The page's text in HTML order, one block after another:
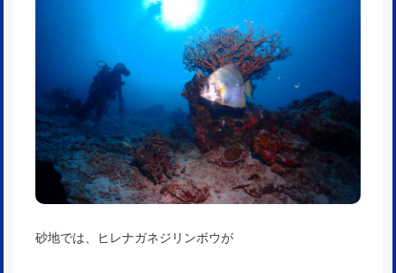
砂地では、ヒレナガネジリンボウが